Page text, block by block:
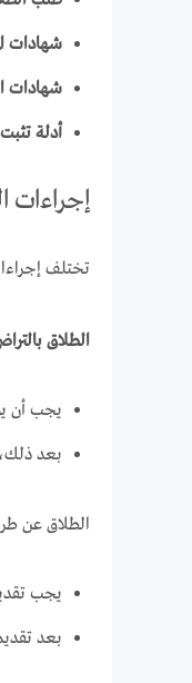
شهادات
شهادات
أدلة
إجراءات
تختلف
الطلاق
يجب أن
بعد
الطلاق عن
يجب
بعد